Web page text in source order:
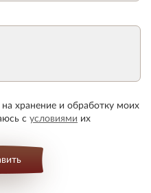
хранение и обработку моих
с условиями их